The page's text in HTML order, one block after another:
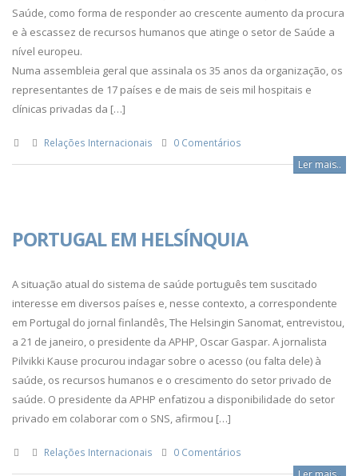
Saúde, como forma de responder ao crescente aumento da procura
e à escassez de recursos humanos que atinge o setor de Saúde a
nível europeu.
Numa assembleia geral que assinala os 35 anos da organização, os
representantes de 17 países e de mais de seis mil hospitais e
clínicas privadas da […]
Relações Internacionais 0 Comentários
Ler mais..
PORTUGAL EM HELSÍNQUIA
A situação atual do sistema de saúde português tem suscitado
interesse em diversos países e, nesse contexto, a correspondente
em Portugal do jornal finlandês, The Helsingin Sanomat, entrevistou,
a 21 de janeiro, o presidente da APHP, Oscar Gaspar. A jornalista
Pilvikki Kause procurou indagar sobre o acesso (ou falta dele) à
saúde, os recursos humanos e o crescimento do setor privado de
saúde. O presidente da APHP enfatizou a disponibilidade do setor
privado em colaborar com o SNS, afirmou […]
Relações Internacionais 0 Comentários